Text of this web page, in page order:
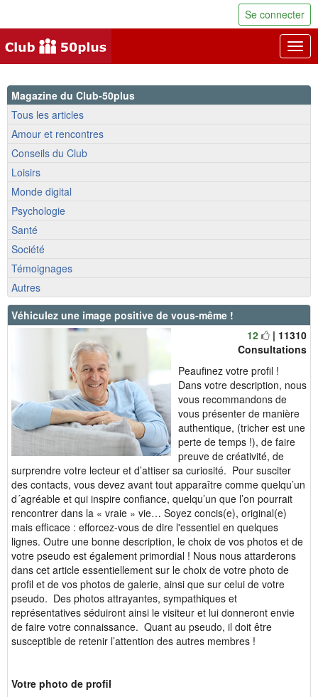
Se connecter
Magazine du Club-50plus
Tous les articles
Amour et rencontres
Conseils du Club
Loisirs
Monde digital
Psychologie
Santé
Société
Témoignages
Autres
Véhiculez une image positive de vous-même !
12
| 11310
Consultations
Peaufinez votre profil !
Dans votre description, nous
vous recommandons de
vous présenter de manière
authentique, (tricher est une
perte de temps !), de faire
preuve de créativité, de
surprendre votre lecteur et d’attiser sa curiosité. Pour susciter
des contacts, vous devez avant tout apparaître comme quelqu’un
d´agréable et qui inspire confiance, quelqu’un que l’on pourrait
rencontrer dans la « vraie » vie… Soyez concis(e), original(e)
mais efficace : efforcez-vous de dire l'essentiel en quelques
lignes. Outre une bonne description, le choix de vos photos et de
votre pseudo est également primordial ! Nous nous attarderons
dans cet article essentiellement sur le choix de votre photo de
profil et de vos photos de galerie, ainsi que sur celui de votre
pseudo. Des photos attrayantes, sympathiques et
représentatives séduiront ainsi le visiteur et lui donneront envie
de faire votre connaissance. Quant au pseudo, il doit être
susceptible de retenir l’attention des autres membres !
Votre photo de profil